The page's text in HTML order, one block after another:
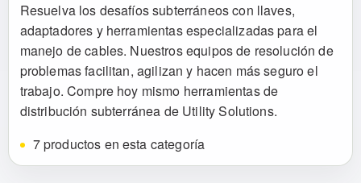
Resuelva los desafíos subterráneos con llaves,
adaptadores y herramientas especializadas para el
manejo de cables. Nuestros equipos de resolución de
problemas facilitan, agilizan y hacen más seguro el
trabajo. Compre hoy mismo herramientas de
distribución subterránea de Utility Solutions.
7 productos en esta categoría